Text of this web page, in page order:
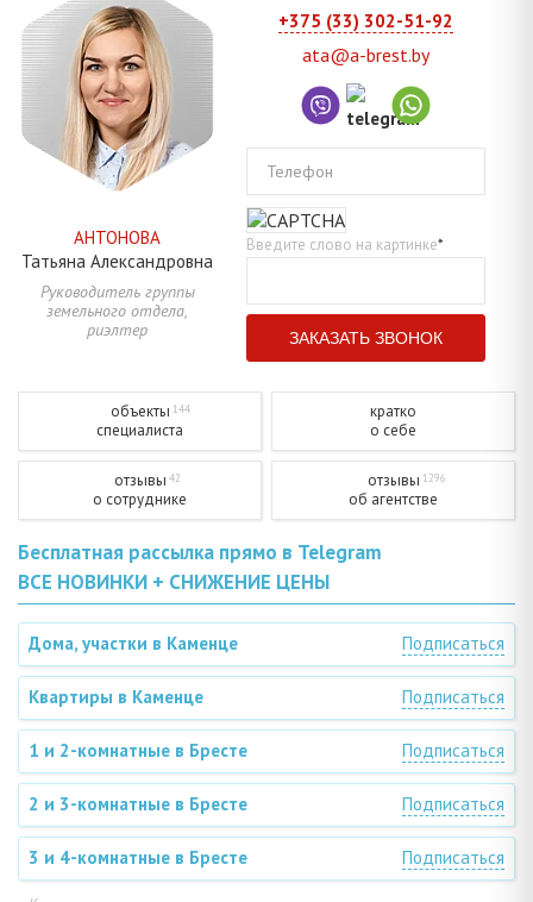
АНТОНОВА
Татьяна Александровна
Руководитель группы
земельного отдела,
риэлтер
+375 (33) 302-51-92
ata@a-brest.by
Телефон
Введите слово на картинке*
объекты 144
специалиста
кратко
о себе
отзывы 42
о сотруднике
отзывы 1296
об агентстве
Бесплатная рассылка прямо в Telegram
ВСЕ НОВИНКИ + СНИЖЕНИЕ ЦЕНЫ
Дома, участки в Каменце Подписаться
Квартиры в Каменце Подписаться
1 и 2-комнатные в Бресте Подписаться
2 и 3-комнатные в Бресте Подписаться
3 и 4-комнатные в Бресте Подписаться